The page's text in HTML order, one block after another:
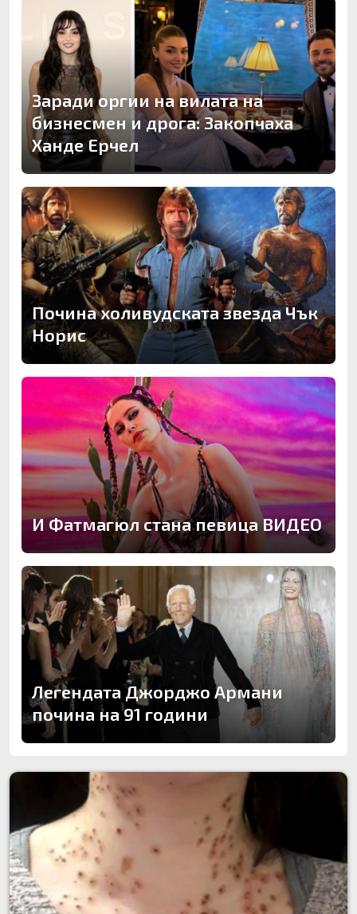
Заради оргии на вилата на
бизнесмен и дрога: Закопчаха
Ханде Ерчел
Почина холивудската звезда Чък
Норис
И Фатмагюл стана певица ВИДЕО
Легендата Джорджо Армани
почина на 91 години